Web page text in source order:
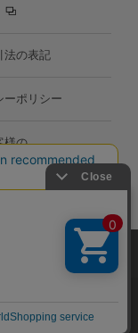
法の表記
ーポリシー
様の
せ
性情報などの取得およ
いたします。詳細に